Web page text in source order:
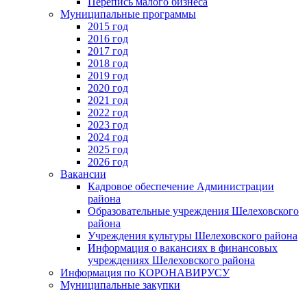
Муниципальные программы
2015 год
2016 год
2017 год
2018 год
2019 год
2020 год
2021 год
2022 год
2023 год
2024 год
2025 год
2026 год
Вакансии
Кадровое обеспечение Администрации
района
Образовательные учреждения Шелеховского
района
Учреждения культуры Шелеховского района
Информация о вакансиях в финансовых
учреждениях Шелеховского района
Информация по КОРОНАВИРУСУ
Муниципальные закупки